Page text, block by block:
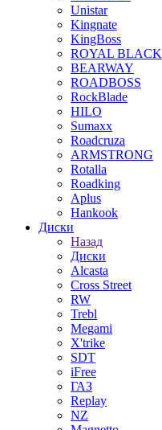
Unistar
Kingnate
KingBoss
ROYAL BLACK
BEARWAY
ROADBOSS
RockBlade
HILO
Sumaxx
Roadcruza
ARMSTRONG
Rotalla
Roadking
Aplus
Hankook
Диски
Назад
Диски
Alcasta
Cross Street
RW
Trebl
Megami
X'trike
SDT
iFree
ГАЗ
Replay
NZ